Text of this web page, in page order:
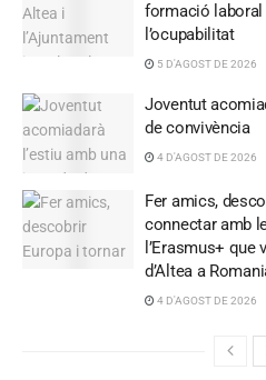
formació
l’ocupabilitat
5 D'AGOST DE 2026
Joventut
de convivència
4 D'AGOST DE 2026
Fer amics,
connectar amb
l’Erasmus+
d’Altea a
4 D'AGOST DE 2026